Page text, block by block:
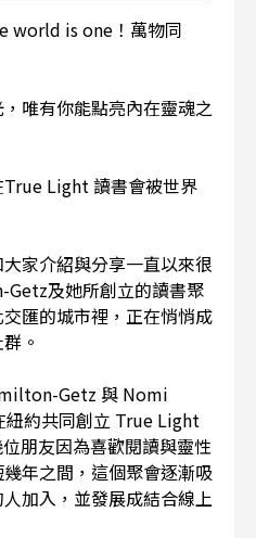
world is one！萬物同
唯有你能點亮內在靈魂之
True Light 讀書會被世界
家介紹與分享一直以來很
及她所創立的讀書聚
匯的城市裡，正在悄悄成
。
Getz 與 Nomi
約共同創立 True Light
朋友因為喜歡閱讀與靈性
年之間，這個聚會逐漸吸
加入，並發展成結合線上